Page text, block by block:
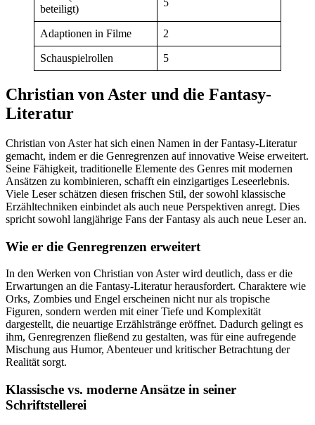
beteiligt)
5
Adaptionen in Filme 2
Schauspielrollen 5
Christian von Aster und die Fantasy-
Literatur
Christian von Aster hat sich einen Namen in der Fantasy-Literatur
gemacht, indem er die Genregrenzen auf innovative Weise erweitert.
Seine Fähigkeit, traditionelle Elemente des Genres mit modernen
Ansätzen zu kombinieren, schafft ein einzigartiges Leseerlebnis.
Viele Leser schätzen diesen frischen Stil, der sowohl klassische
Erzähltechniken einbindet als auch neue Perspektiven anregt. Dies
spricht sowohl langjährige Fans der Fantasy als auch neue Leser an.
Wie er die Genregrenzen erweitert
In den Werken von Christian von Aster wird deutlich, dass er die
Erwartungen an die Fantasy-Literatur herausfordert. Charaktere wie
Orks, Zombies und Engel erscheinen nicht nur als tropische
Figuren, sondern werden mit einer Tiefe und Komplexität
dargestellt, die neuartige Erzählstränge eröffnet. Dadurch gelingt es
ihm, Genregrenzen fließend zu gestalten, was für eine aufregende
Mischung aus Humor, Abenteuer und kritischer Betrachtung der
Realität sorgt.
Klassische vs. moderne Ansätze in seiner
Schriftstellerei